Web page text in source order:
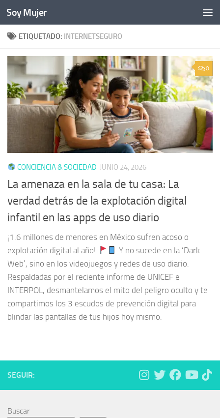
Bajo el contenido
Soy Mujer
ETIQUETADO: INTERNETSEGURO
0
CONCIENCIA & SOCIEDAD JUNIO 24, 2026
La amenaza en la sala de tu casa: La
verdad detrás de la explotación digital
infantil en las apps de uso diario
¡1.6 millones de menores en México sufren acoso o
explotación digital al año!
Y no sucede en la ‘Dark
Web’, sino en los videojuegos y redes de uso diario.
Respaldadas por el reciente informe de UNICEF e
INTERPOL, desmantelamos el mito del peligro oculto y te
compartimos los 3 escudos de prevención digital para
blindar las pantallas de tus hijos hoy mismo.
SEGUIR:
Buscar